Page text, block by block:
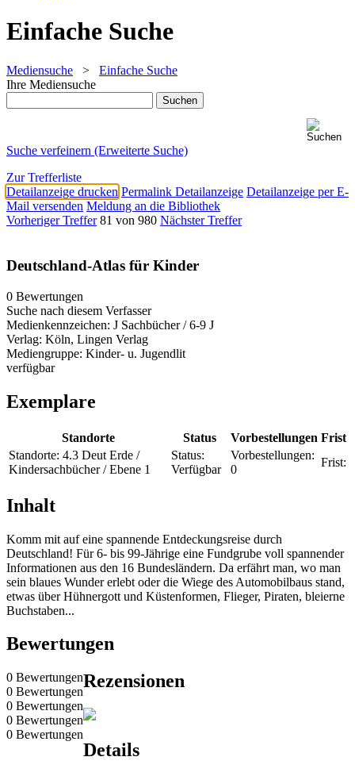
Einfache Suche
Mediensuche > Einfache Suche
Ihre Mediensuche
Suche verfeinern (Erweiterte Suche)
Zur Trefferliste
Detailanzeige drucken Permalink Detailanzeige Detailanzeige per E-
Mail versenden Meldung an die Bibliothek
Vorheriger Treffer 81 von 980 Nächster Treffer
Deutschland-Atlas für Kinder
0 Bewertungen
Suche nach diesem Verfasser
Medienkennzeichen: J Sachbücher / 6-9 J
Verlag: Köln, Lingen Verlag
Mediengruppe: Kinder- u. Jugendlit
verfügbar
Exemplare
Standorte Status Vorbestellungen Frist
Standorte: 4.3 Deut Erde /
Kindersachbücher / Ebene 1
Status:
Verfügbar
Vorbestellungen:
0
Frist:
Inhalt
Komm mit auf eine spannende Entdeckungsreise durch
Deutschland! Für 6- bis 99-Jährige eine Fundgrube voll spannender
Informationen aus den 16 Bundesländern. Da erfährt man, wo man
sein blaues Wunder erlebt oder die Wiege des Automobilbaus stand,
etwas über Hühnergott und Küstenformen, Flieger, Piraten, bleierne
Buchstaben...
Bewertungen
0 Bewertungen
0 Bewertungen
0 Bewertungen
0 Bewertungen
0 Bewertungen
Rezensionen
Details